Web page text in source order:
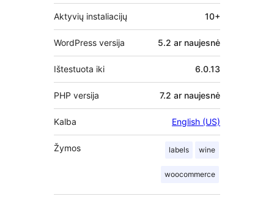
Aktyvių instaliacijų 10+
WordPress versija 5.2 ar naujesnė
Ištestuota iki 6.0.13
PHP versija 7.2 ar naujesnė
Kalba English (US)
Žymos labels wine
woocommerce